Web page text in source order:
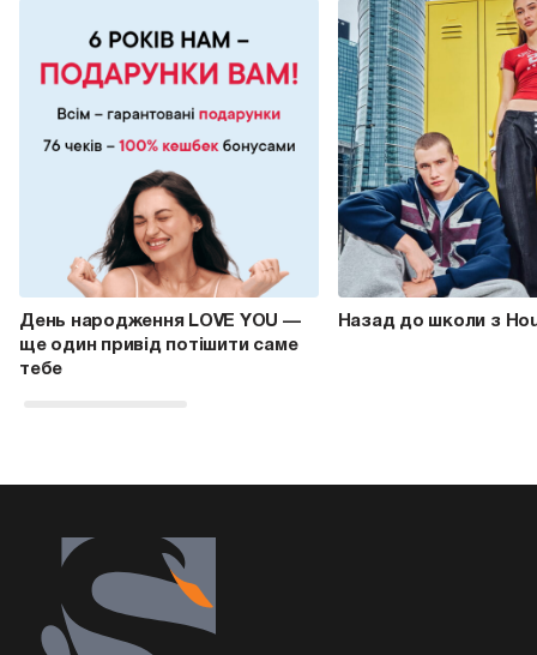
День народження LOVE YOU —
ще один привід потішити саме
тебе
Назад до школи з